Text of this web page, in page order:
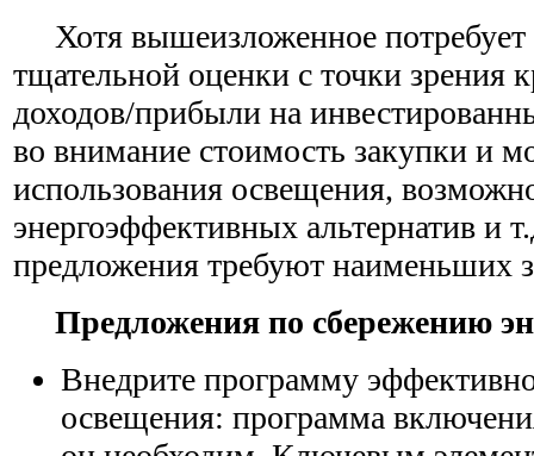
Хотя вышеизложенное потребует
тщательной оценки с точки зрения
доходов/прибыли на
во внимание стоимость закупки и
использования освещения,
энергоэффективных альтернатив и
предложения требуют наименьших
Предложения по сбережению
Внедрите программу
освещения: программа